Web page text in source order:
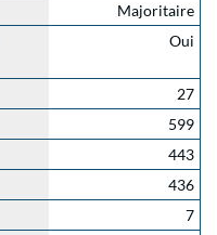
Majoritaire
Oui
27
599
443
436
7